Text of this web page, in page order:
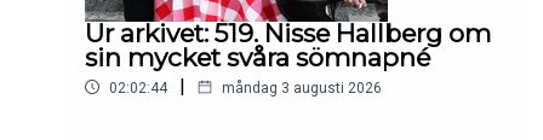
Ur arkivet: 519. Nisse Hallberg om
sin mycket svåra sömnapné
02:02:44 | måndag 3 augusti 2026